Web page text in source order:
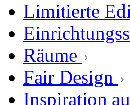
Limitierte
Räume
Fair Design
Inspiration